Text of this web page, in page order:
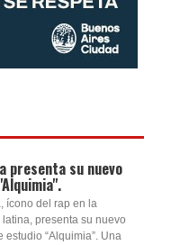
presenta su nuevo
ícono del rap en la
presenta su nuevo
estudio “Alquimia”. Una